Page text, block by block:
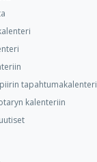
tapahtumakalenteri
kalenteriin